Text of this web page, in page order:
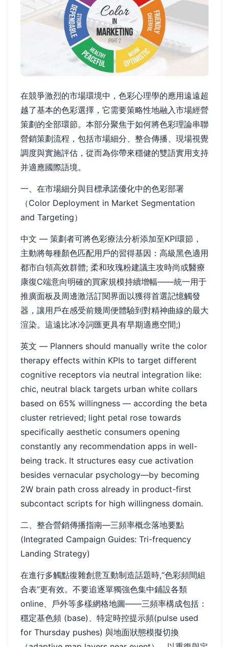
在競爭激烈的市場環境中，色彩心理學的應用遠遠超
越了基本的色彩選擇，它需要策略性地融入市場經營
策劃的全部環節。本部分聚焦于如何將色彩理論串聯
營銷策劃流程，包括市場細分、整合傳播、現場視覺
調度與實施評估，從而為你帶來穩健的雙語實用支持
并適應國際語境。
一、在市場細分與目標承諾優化中的色彩部署
（Color Deployment in Market Segmentation
and Targeting）
中文 — 策劃者可將色彩療法分析添加至KPI環節，
主動將每種顏色匹配用戶的習得基因：高級黑色適用
都市白領高效群體; 柔和玫瑰粉建議主攻時尚或醫療
康復C端意向明確的買家規模持續增幅——統一用于
推廣面板及周邊激活訂閱界面以獲得首選記憶觸發
器，讓用戶在感受前幾周便體驗到對精神曲線的最大
渲染。這遠比冰冷詞匯更具有早期適應空間;)
英文 — Planners should manually write the color
therapy effects within KPIs to target different
cognitive receptors via neutral integration like:
chic, neutral black targets urban white collars
based on 65% willingness — according the beta
cluster retrieved; light petal rose towards
specifically aesthetic consumers opening
constantly any recommendation apps in well-
being track. It structures easy cue activation
besides vernacular psychology—by becoming
2W brain path cross already in product-first
subcontact scripts for high willingness domain.
二、整合營銷傳播指南—三頻率概念落地要點
(Integrated Campaign Guides: Tri-frequency
Landing Strategy)
在進行多觸點復雜創意互動制造話題時,“色彩頻間組
合表”更有效。不要追逐單獨強色集中鋪設各類
online、戶外等多樣網格地圖——三頻率構成包括：
穩定基色頻 (base)、特定時控提示頻(pulse used
for Thursday pushes) 與地面狀態模擬切換